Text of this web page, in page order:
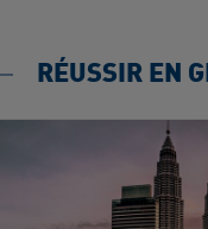
RÉUSSIR EN